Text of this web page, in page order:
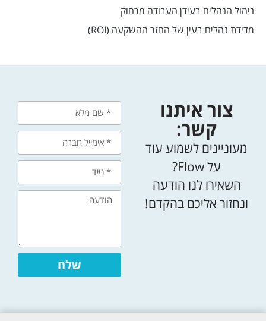
ניהול הנהלים בעידן העבודה מרחוק
מדידת נהלים בעין של החזר ההשקעה (ROI)
צור איתנו
קשר:
מעוניינים לשמוע עוד
על Flow?
השאירו לנו הודעה
ונחזור אליכם בהקדם!
שלח